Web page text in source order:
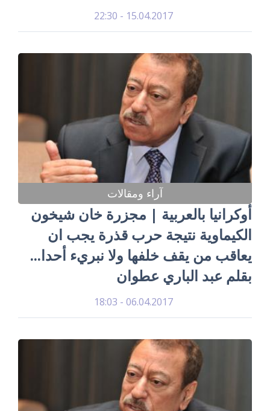
15.04.2017 - 22:30
آراء ومقالات
أوكرانيا بالعربية | مجزرة خان شيخون
الكيماوية نتيجة حرب قذرة يجب ان
يعاقب من يقف خلفها ولا نبريء أحدا...
بقلم عبد الباري عطوان
06.04.2017 - 18:03